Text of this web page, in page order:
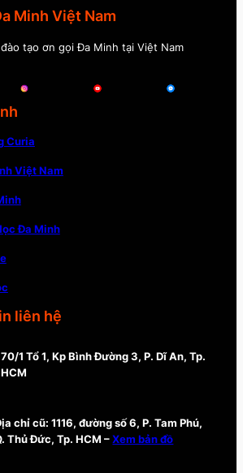
Minh Việt Nam
tạo ơn gọi Đa Minh tại Việt Nam
Curia
Việt Nam
Đa Minh
liên hệ
70/1 Tổ 1, Kp Bình Đường 3, P. Dĩ An, Tp.
HCM
chỉ cũ: 1116, đường số 6, P. Tam Phú,
Thủ Đức, Tp. HCM –Xem bản đồ